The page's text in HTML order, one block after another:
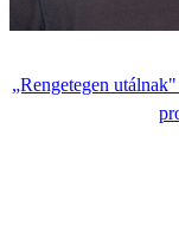
„Rengetegen